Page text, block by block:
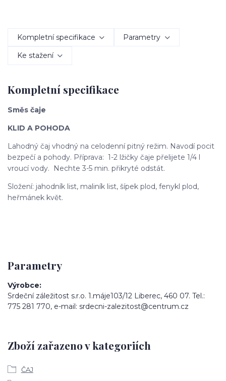
Kompletní specifikace Parametry
Ke stažení
Kompletní specifikace
Směs čaje
KLID A POHODA
Lahodný čaj vhodný na celodenní pitný režim. Navodí pocit
bezpečí a pohody. Příprava: 1-2 lžičky čaje přelijete 1/4 l
vroucí vody. Nechte 3-5 min. přikryté odstát.
Složení: jahodník list, maliník list, šípek plod, fenykl plod,
heřmánek květ.
Parametry
Výrobce
Srdeční záležitost s.r.o. 1.máje103/12 Liberec, 460 07. Tel.:
775 281 770, e-mail: srdecni-zalezitost@centrum.cz
Zboží zařazeno v kategoriích
ČAJ